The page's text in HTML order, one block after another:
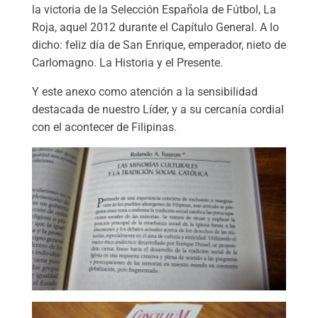
la victoria de la Selección Española de Fútbol, La
Roja, aquel 2012 durante el Capítulo General. A lo
dicho: feliz día de San Enrique, emperador, nieto de
Carlomagno. La Historia y el Presente.
Y este anexo como atención a la sensibilidad
destacada de nuestro Líder, y a su cercanía cordial
con el acontecer de Filipinas.